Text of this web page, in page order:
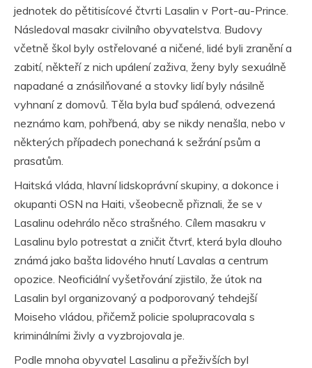
jednotek do pětitisícové čtvrti Lasalin v Port-au-Prince.
Následoval masakr civilního obyvatelstva. Budovy
včetně škol byly ostřelované a ničené, lidé byli zranění a
zabití, někteří z nich upálení zaživa, ženy byly sexuálně
napadané a znásilňované a stovky lidí byly násilně
vyhnaní z domovů. Těla byla buď spálená, odvezená
neznámo kam, pohřbená, aby se nikdy nenašla, nebo v
některých případech ponechaná k sežrání psům a
prasatům.
Haitská vláda, hlavní lidskoprávní skupiny, a dokonce i
okupanti OSN na Haiti, všeobecně přiznali, že se v
Lasalinu odehrálo něco strašného. Cílem masakru v
Lasalinu bylo potrestat a zničit čtvrť, která byla dlouho
známá jako bašta lidového hnutí Lavalas a centrum
opozice. Neoficiální vyšetřování zjistilo, že útok na
Lasalin byl organizovaný a podporovaný tehdejší
Moiseho vládou, přičemž policie spolupracovala s
kriminálními živly a vyzbrojovala je.
Podle mnoha obyvatel Lasalinu a přeživších byl